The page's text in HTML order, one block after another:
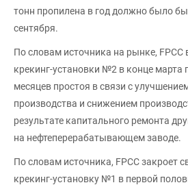
тонн пропилена в год должно было
сентября.
По словам источника на рынке, FPCC
крекинг-установки №2 в конце марта
месяцев простоя в связи с
производства и снижением
результате капитального ремонта
на нефтеперерабатывающем заводе.
По словам источника, FPCC закроет
крекинг-установку №1 в первой